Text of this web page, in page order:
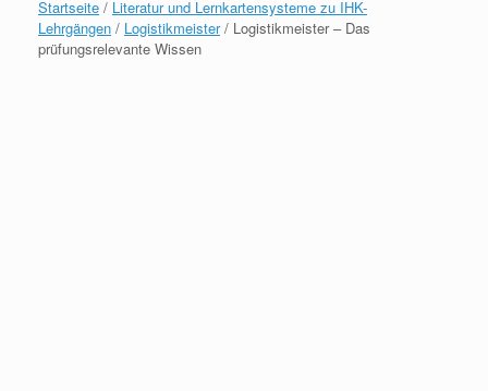
Startseite / Literatur und Lernkartensysteme zu IHK-
Lehrgängen / Logistikmeister/ Logistikmeister – Das
prüfungsrelevante Wissen